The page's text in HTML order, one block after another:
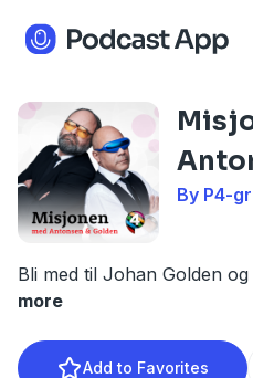
By P4-
Bli med til Johan Golden
more
Add to Favorites